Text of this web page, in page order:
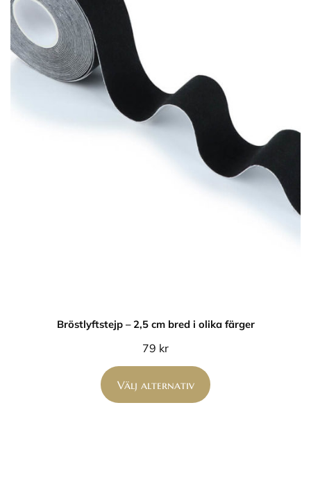
Bröstlyftstejp – 2,5 cm bred i olika färger
79 kr
Välj alternativ